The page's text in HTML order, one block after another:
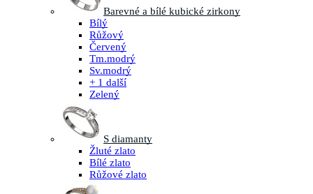
Barevné a bílé kubické zirkony
Bílý
Růžový
Červený
Tm.modrý
Sv.modrý
+ 1 další
Zelený
S diamanty
Žluté zlato
Bílé zlato
Růžové zlato